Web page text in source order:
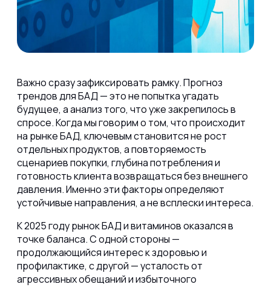
Важно сразу зафиксировать рамку. Прогноз
трендов для БАД — это не попытка угадать
будущее, а анализ того, что уже закрепилось в
спросе. Когда мы говорим о том, что происходит
на рынке БАД, ключевым становится не рост
отдельных продуктов, а повторяемость
сценариев покупки, глубина потребления и
готовность клиента возвращаться без внешнего
давления. Именно эти факторы определяют
устойчивые направления, а не всплески интереса.
К 2025 году рынок БАД и витаминов оказался в
точке баланса. С одной стороны —
продолжающийся интерес к здоровью и
профилактике, с другой — усталость от
агрессивных обещаний и избыточного